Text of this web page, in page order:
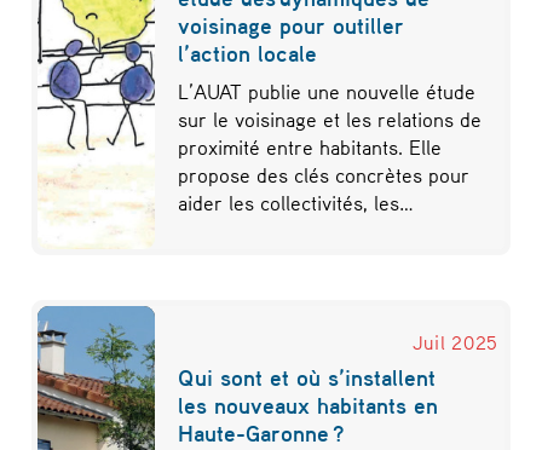
voisinage pour outiller
l’action locale
L’AUAT publie une nouvelle étude
sur le voisinage et les relations de
proximité entre habitants. Elle
propose des clés concrètes pour
aider les collectivités, les…
Juil 2025
Qui sont et où s’installent
les nouveaux habitants en
Haute-Garonne ?